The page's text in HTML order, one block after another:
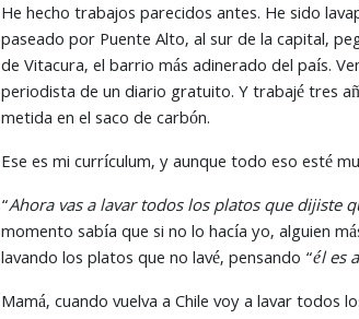
He hecho trabajos parecidos antes. He sido
paseado por Puente Alto, al sur de la capital,
de Vitacura, el barrio más adinerado del país.
periodista de un diario gratuito. Y trabajé tres
metida en el saco de carbón.
Ese es mi currículum, y aunque todo eso esté
“Ahora vas a lavar todos los platos que dijiste
momento sabía que si no lo hacía yo, alguien
lavando los platos que no lavé, pensando “él es
Mamá, cuando vuelva a Chile voy a lavar todos